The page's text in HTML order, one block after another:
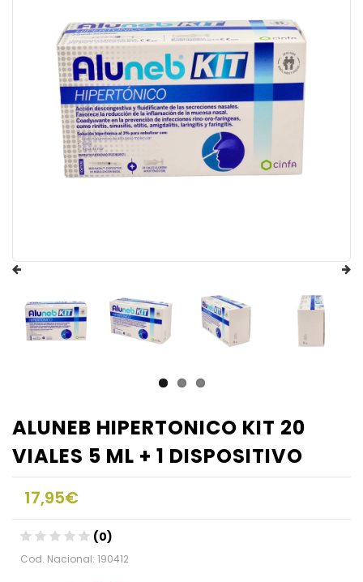
ALUNEB HIPERTONICO KIT 20
VIALES 5 ML + 1 DISPOSITIVO
17,95€
(0)
Cod. Nacional: 190412